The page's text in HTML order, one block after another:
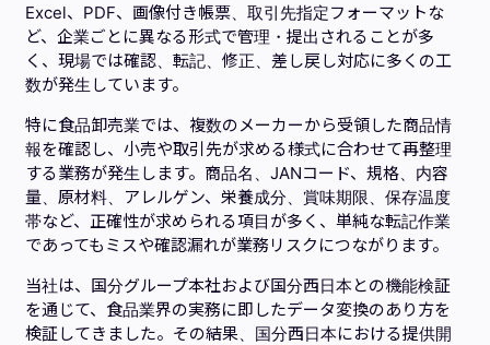
Excel、PDF、画像付き帳票、取引先指定フォーマットな
ど、企業ごとに異なる形式で管理・提出されることが多
く、現場では確認、転記、修正、差し戻し対応に多くの工
数が発生しています。
特に食品卸売業では、複数のメーカーから受領した商品情
報を確認し、小売や取引先が求める様式に合わせて再整理
する業務が発生します。商品名、JANコード、規格、内容
量、原材料、アレルゲン、栄養成分、賞味期限、保存温度
帯など、正確性が求められる項目が多く、単純な転記作業
であってもミスや確認漏れが業務リスクにつながります。
当社は、国分グループ本社および国分西日本との機能検証
を通じて、食品業界の実務に即したデータ変換のあり方を
検証してきました。その結果、国分西日本における提供開